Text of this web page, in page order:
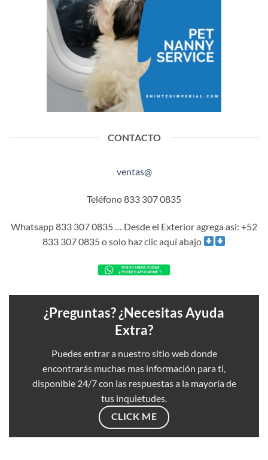
CONTACTO
ventas@
Teléfono 833 307 0835
Whatsapp 833 307 0835 … Desde el Exterior agrega asi: +52
833 307 0835 o solo haz clic aquí abajo
¿Preguntas? ¿Necesitas Ayuda
Extra?
Puedes entrar a nuestro sitio web donde
encontrarás muchas mas información para ti,
disponible 24/7 con las respuestas a la mayoría de
tus inquietudes.
CLICK ME